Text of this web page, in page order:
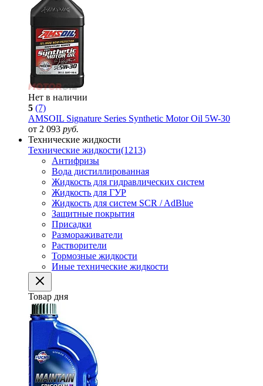
Нет в наличии
5 (7)
AMSOIL Signature Series Synthetic Motor Oil 5W-30
от 2 093 руб.
Технические жидкости
Технические жидкости(1213)
Антифризы
Вода дистиллированная
Жидкость для гидравлических систем
Жидкость для ГУР
Жидкость для систем SCR / AdBlue
Защитные покрытия
Присадки
Размораживатели
Растворители
Тормозные жидкости
Иные технические жидкости
Товар дня